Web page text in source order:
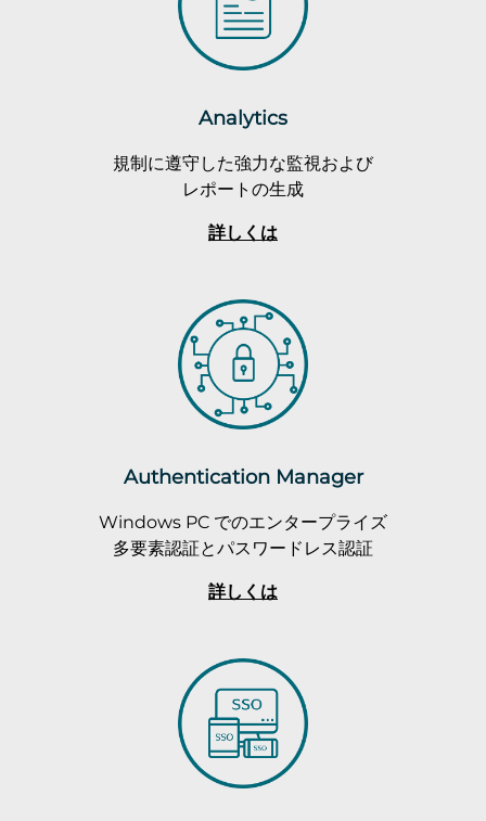
Analytics
規制に遵守した強力な監視および
レポートの生成
詳しくは
Authentication Manager
Windows PC でのエンタープライズ
多要素認証とパスワードレス認証
詳しくは